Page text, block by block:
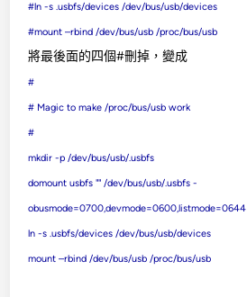
#ln -s .usbfs/devices /dev/bus/usb/devices
#mount –rbind /dev/bus/usb /proc/bus/usb
將最後面的四個#刪掉，變成
#
# Magic to make /proc/bus/usb work
#
mkdir -p /dev/bus/usb/.usbfs
domount usbfs "" /dev/bus/usb/.usbfs -
obusmode=0700,devmode=0600,listmode=0644
ln -s .usbfs/devices /dev/bus/usb/devices
mount –rbind /dev/bus/usb /proc/bus/usb